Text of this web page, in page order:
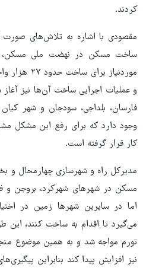
کردند.
مقصودی با اشاره به تلاش‌های صورت
ساخت مسکن در نهضت ملی مسکن،
موردنیاز
و عملیات اجرایی ساخت آن‌ها نیز
فارسان، بلداجی، سودجان و شهر
وجود دارد که برای رفع این مشکل
کار قرار گرفته است.
مدیرکل راه و شهرسازی چهارمحال و
مسکن در شهرهای شهرکرد، بروجن و
اما در سایرین شهرها زمین در
می‌گیرد تا اقدام به ساخت کنند، این
تورم مواجه شد و به همین موضوع
نیز افزایش پیدا کند بنابراین